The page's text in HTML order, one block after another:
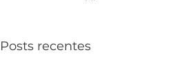
Posts recentes